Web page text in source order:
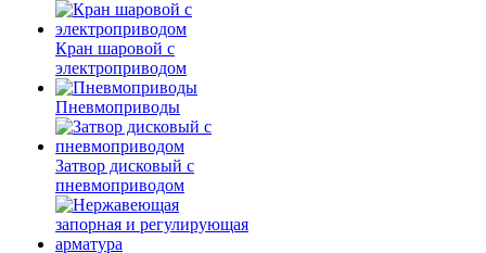
Кран шаровой с
электроприводом
Пневмоприводы
Затвор дисковый с
пневмоприводом